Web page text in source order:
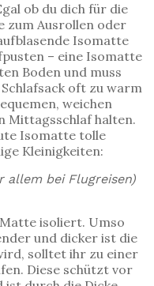
ob du dich für die
zum Ausrollen oder
Isomatte
– eine Isomatte
Boden und muss
oft zu warm
weichen
Mittagsschlaf halten.
Isomatte tolle
Kleinigkeiten:
allem bei Flugreisen)
isoliert. Umso
und dicker ist die
solltet ihr zu einer
Diese schützt vor